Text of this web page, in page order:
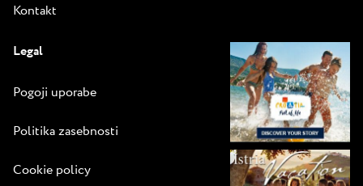
Kontakt
Legal
Pogoji uporabe
Politika zasebnosti
Cookie policy